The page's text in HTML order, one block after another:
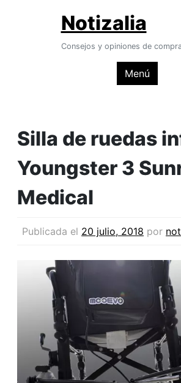
Notizalia
Consejos y opiniones de
Menú
Silla de ruedas
Youngster 3
Medical
Publicada el 20 julio, 2018 por